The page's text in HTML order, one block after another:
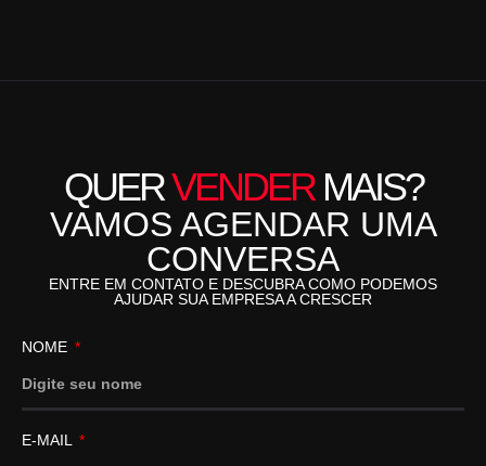
QUERVENDERMAIS?
VAMOS AGENDAR UMA
CONVERSA
ENTRE EM CONTATO E DESCUBRA COMO PODEMOS
AJUDAR SUA EMPRESA A CRESCER
NOME
E-MAIL